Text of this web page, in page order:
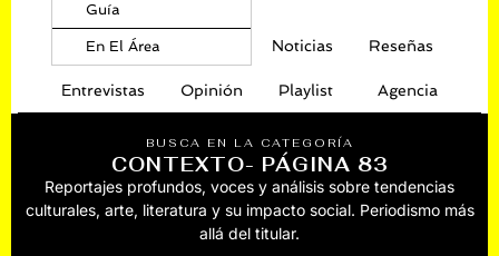
Guía
En El Área Noticias Reseñas
Entrevistas Opinión Playlist Agencia
BUSCA EN LA CATEGORÍA
CONTEXTO- PÁGINA 83
Reportajes profundos, voces y análisis sobre tendencias
culturales, arte, literatura y su impacto social. Periodismo más
allá del titular.